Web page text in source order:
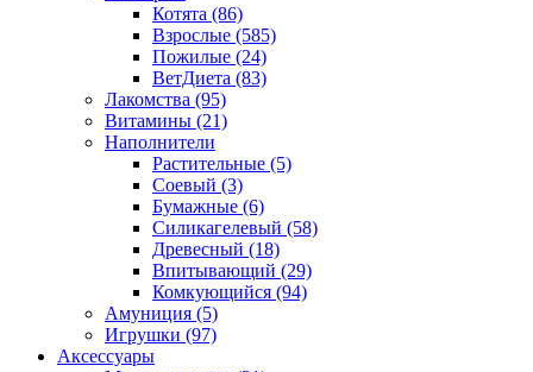
Котята (86)
Взрослые (585)
Пожилые (24)
ВетДиета (83)
Лакомства (95)
Витамины (21)
Наполнители
Растительные (5)
Соевый (3)
Бумажные (6)
Силикагелевый (58)
Древесный (18)
Впитывающий (29)
Комкующийся (94)
Амуниция (5)
Игрушки (97)
Аксессуары